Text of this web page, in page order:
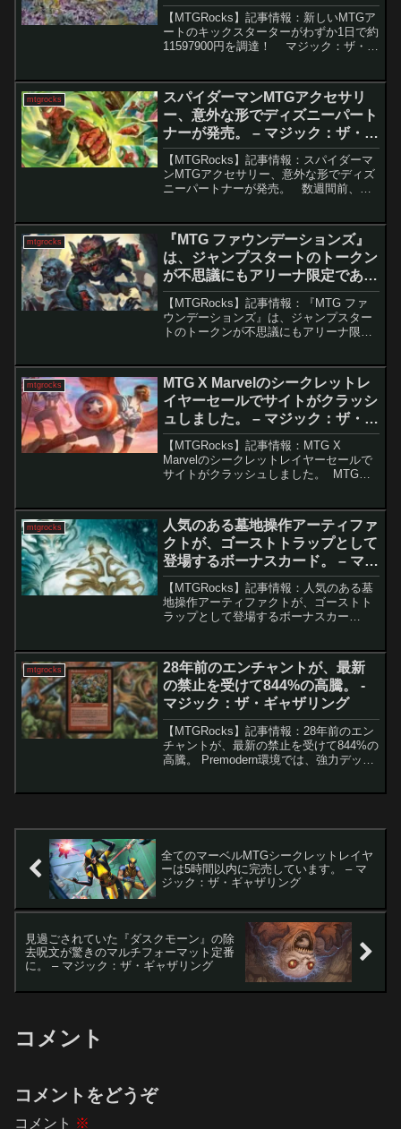
ザリング
【MTGRocks】記事情報：新しいMTGア
ートのキックスターターがわずか1日で約
11597900円を調達！ マジック：ザ・ギ
イマットとプリ...
mtgrocks
スパイダーマンMTGアクセサリ
ー、意外な形でディズニーパート
ナーが発売。 – マジック：ザ・ギ
ャザリング
【MTGRocks】記事情報：スパイダーマ
ンMTGアクセサリー、意外な形でディズ
ニーパートナーが発売。 数週間前、
れ、プレイヤーの間では「今回は周辺グ
ッズ...
mtgrocks
『MTG ファウンデーションズ』
は、ジャンプスタートのトークン
が不思議にもアリーナ限定であ
る。 – マジック：ザ・ギャザリン
グ
【MTGRocks】記事情報：『MTG ファ
ウンデーションズ』は、ジャンプスター
トのトークンが不思議にもアリーナ限定
は、強力な新カードが登場する魅力的な
セットです...
mtgrocks
MTG X Marvelのシークレットレ
イヤーセールでサイトがクラッシ
ュしました。 – マジック：ザ・ギ
ャザリング
【MTGRocks】記事情報：MTG X
Marvelのシークレットレイヤーセールで
サイトがクラッシュしました。 MTGと
スでサイトがダウンし、多く...
mtgrocks
人気のある墓地操作アーティファ
クトが、ゴーストトラップとして
登場するボーナスカード。 – マジ
ック：ザ・ギャザリング
【MTGRocks】記事情報：人気のある墓
地操作アーティファクトが、ゴーストト
ラップとして登場するボーナスカー
リーズが話...
mtgrocks
28年前のエンチャントが、最新
の禁止を受けて844%の高騰。 -
マジック：ザ・ギャザリング
【MTGRocks】記事情報：28年前のエン
チャントが、最新の禁止を受けて844%の
高騰。 Premodern環境では、強力デッキ
全てのマーベルMTGシークレットレイヤ
ーは5時間以内に完売しています。 – マ
ジック：ザ・ギャザリング
見過ごされていた『ダスクモーン』の除
去呪文が驚きのマルチフォーマット定番
に。 – マジック：ザ・ギャザリング
コメント
コメントをどうぞ
コメント ※